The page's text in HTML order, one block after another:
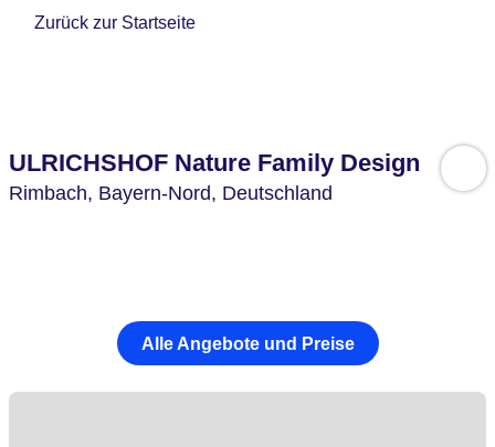
Zurück zur Startseite
ULRICHSHOF Nature Family Design
Rimbach, Bayern-Nord, Deutschland
Alle Angebote und Preise